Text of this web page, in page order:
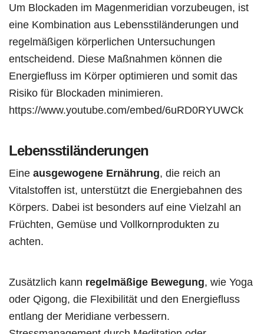
Um Blockaden im Magenmeridian vorzubeugen, ist
eine Kombination aus Lebensstiländerungen und
regelmäßigen körperlichen Untersuchungen
entscheidend. Diese Maßnahmen können die
Energiefluss im Körper optimieren und somit das
Risiko für Blockaden minimieren.
https://www.youtube.com/embed/6uRD0RYUWCk
Lebensstiländerungen
Eine ausgewogene Ernährung, die reich an
Vitalstoffen ist, unterstützt die Energiebahnen des
Körpers. Dabei ist besonders auf eine Vielzahl an
Früchten, Gemüse und Vollkornprodukten zu
achten.
Zusätzlich kann regelmäßige Bewegung, wie Yoga
oder Qigong, die Flexibilität und den Energiefluss
entlang der Meridiane verbessern.